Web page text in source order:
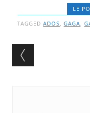
LE
TAGGEDADOS,GAGA,
Post